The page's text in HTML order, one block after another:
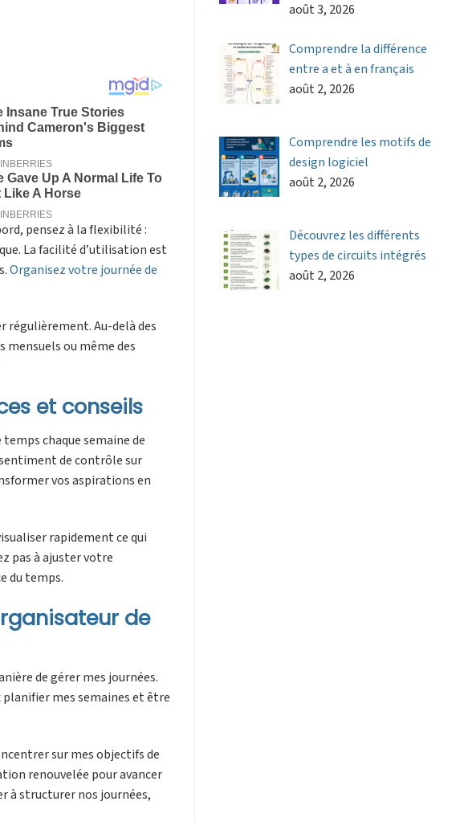
pensez à la flexibilité :
La facilité d’utilisation est
Organisez votre journée de
régulièrement. Au-delà des
mensuels ou même des
et conseils
chaque semaine de
de contrôle sur
vos aspirations en
rapidement ce qui
pas à ajuster votre
du temps.
de
de gérer mes journées.
mes semaines et être
sur mes objectifs de
renouvelée pour avancer
à structurer nos journées,
août 3, 2026
Comprendre la différence
entre a et à en français
août 2, 2026
Comprendre les motifs de
design logiciel
août 2, 2026
Découvrez les différents
types de circuits intégrés
août 2, 2026